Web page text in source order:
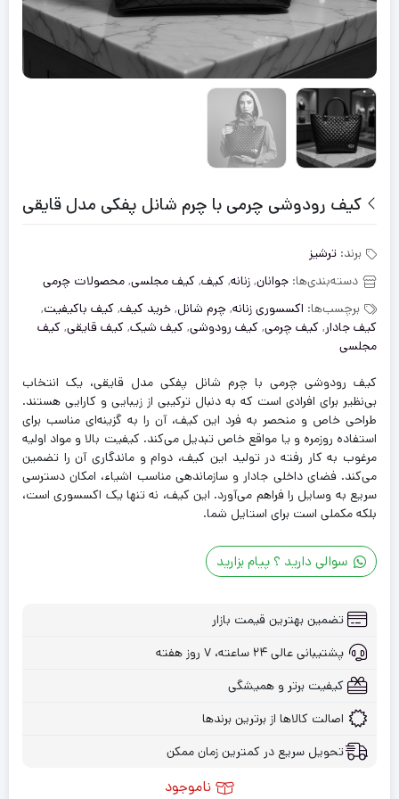
کیف رودوشی چرمی با چرم شانل پفکی مدل قایقی
برند: ترشیز
دسته‌بندی‌ها: جوانان, زنانه, کیف, کیف مجلسی, محصولات چرمی
برچسب‌ها: اکسسوری زنانه, چرم شانل, خرید کیف, کیف باکیفیت,
کیف جادار, کیف چرمی, کیف رودوشی, کیف شیک, کیف قایقی, کیف
مجلسی
کیف رودوشی چرمی با چرم شانل پفکی مدل قایقی، یک انتخاب
بی‌نظیر برای افرادی است که به دنبال ترکیبی از زیبایی و کارایی هستند.
طراحی خاص و منحصر به فرد این کیف، آن را به گزینه‌ای مناسب برای
استفاده روزمره و یا مواقع خاص تبدیل می‌کند. کیفیت بالا و مواد اولیه
مرغوب به کار رفته در تولید این کیف، دوام و ماندگاری آن را تضمین
می‌کند. فضای داخلی جادار و سازماندهی مناسب اشیاء، امکان دسترسی
سریع به وسایل را فراهم می‌آورد. این کیف، نه تنها یک اکسسوری است،
بلکه مکملی است برای استایل شما.
سوالی دارید ؟ پیام بزارید
تضمین بهترین قیمت بازار
پشتیبانی عالی ۲۴ ساعته، ۷ روز هفته
کیفیت برتر و همیشگی
اصالت کالاها از برترین برندها
تحویل سریع در کمترین زمان ممکن
ناموجود